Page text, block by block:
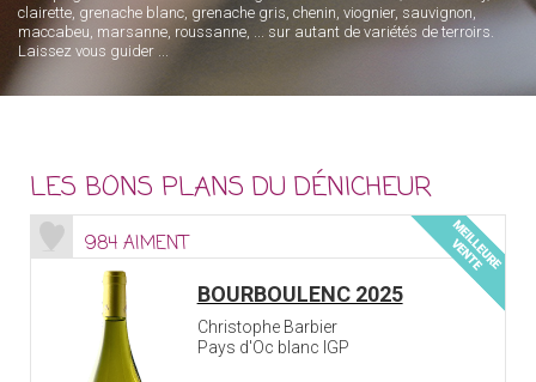
clairette, grenache blanc, grenache gris, chenin, viognier, sauvignon,
maccabeu, marsanne, roussanne, ... sur autant de variétés de terroirs.
Laissez vous guider ...
LES BONS PLANS DU DÉNICHEUR
984 AIMENT
BOURBOULENC 2025
Christophe Barbier
Pays d'Oc blanc IGP